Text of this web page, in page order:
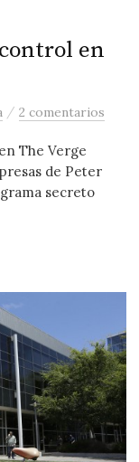
en
/2 comentarios
The Verge
de Peter
secreto